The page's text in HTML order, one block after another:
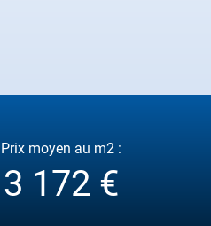
Prix moyen au m2 :
3 172 €